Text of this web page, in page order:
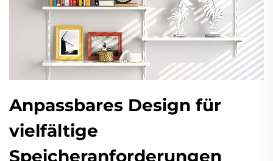
Anpassbares Design für
vielfältige
Speicheranforderungen